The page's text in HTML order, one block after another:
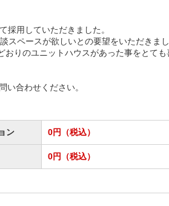
採用していただきました。
ペースが欲しいとの要望をいただきまし
りのユニットハウスがあった事をとても
合わせください。
ン 0円（税込）
0円（税込）